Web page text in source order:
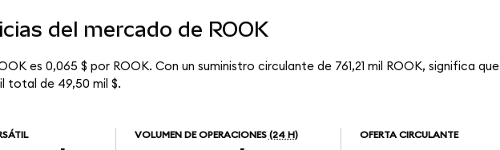
del mercado de ROOK
es 0,065 $ por ROOK. Con un suministro circulante de 761,21 mil ROOK, significa
total de 49,50 mil $.
VOLUMEN DE OPERACIONES (24 H) OFERTA CIRCULANTE